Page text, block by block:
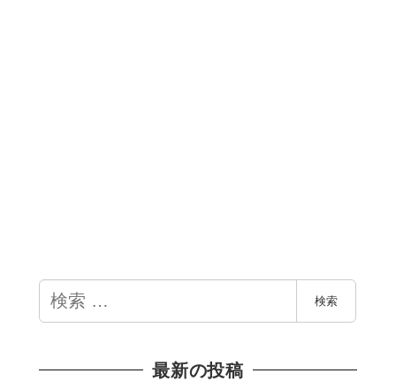
検
索
検索
最新の投稿